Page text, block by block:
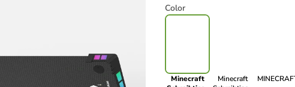
Color
Minecraft
Minecraft